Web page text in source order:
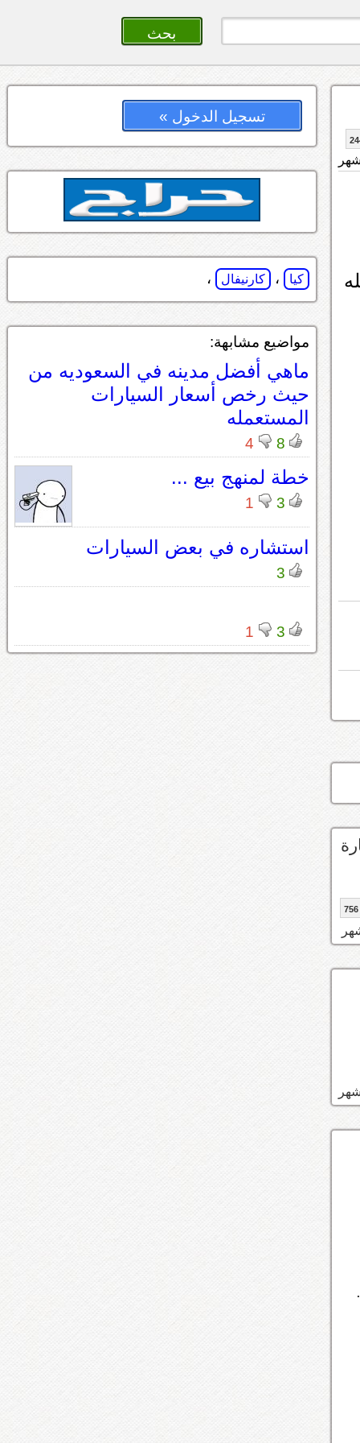
756
تسجيل الدخول »
كيا ، كارنيفال ،
مواضيع مشابهة:
ماهي أفضل مدينه في السعوديه من
حيث رخص أسعار السيارات
المستعمله
8
4
خطة لمنهج بيع ...
3
1
استشاره في بعض السيارات
3
3
1